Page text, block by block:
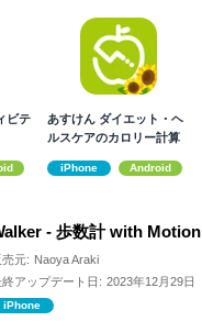
ビテ
あすけん ダイエット・ヘ
ルスケアのカロリー計算
iPhone Android
- 歩数計 with Motion
売元: Naoya Araki
終アップデート日: 2023年12月29日
iPhone